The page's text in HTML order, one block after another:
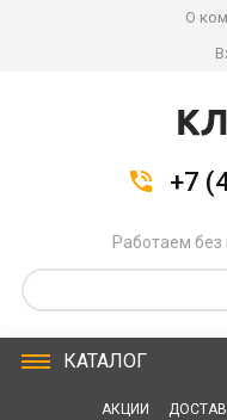
О
+7
Работаем без
КАТАЛОГ
АКЦИИ